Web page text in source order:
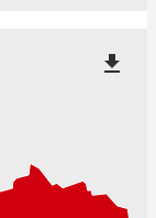
file_download